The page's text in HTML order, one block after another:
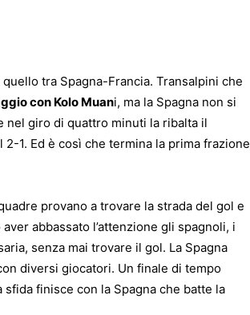
tra Spagna-Francia. Transalpini che
con Kolo Muani, ma la Spagna non si
nel giro di quattro minuti la ribalta il
1. Ed è così che termina la prima frazione
provano a trovare la strada del gol e
abbassato l’attenzione gli spagnoli, i
senza mai trovare il gol. La Spagna
diversi giocatori. Un finale di tempo
finisce con la Spagna che batte la